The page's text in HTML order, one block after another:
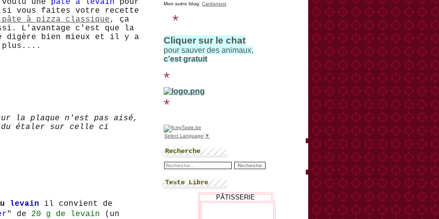
une pâte à levain pour
si vous faites votre recette
à pizza classique, ça
L'avantage c'est que la
digère bien mieux et il y a
plus....
la plaque n'est pas aisé,
étaler sur celle ci
levain il convient de
" de 20 g de levain (un
Mon autre blog: Cardamust
*
Cliquer sur le chat
pour sauver des animaux,
c'est gratuit
*
*
Select Language ▼
Recherche
Texte Libre
PÂTISSERIE